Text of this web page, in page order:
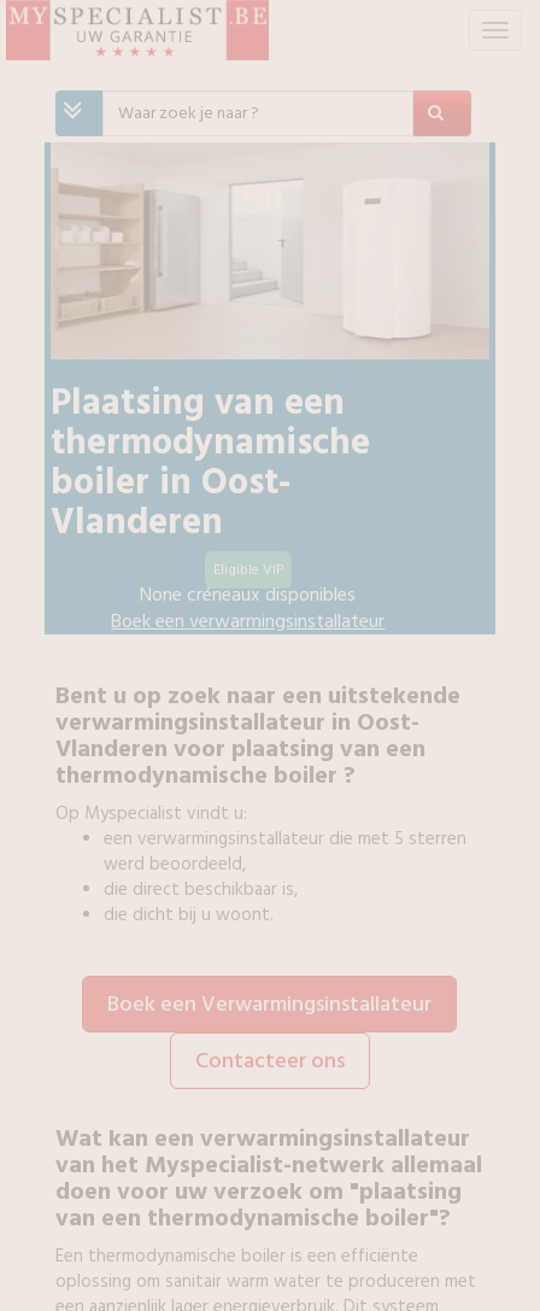
T
l
Plaatsing van een
thermodynamische
boiler in Oost-
Vlanderen
Eligible VIP
None créneaux disponibles
Boek eenverwarmingsinstallateur
Bent u op zoek naar een uitstekende
verwarmingsinstallateur in Oost-
Vlanderen voor plaatsing van een
thermodynamische boiler ?
Op Myspecialist vindt u:
een verwarmingsinstallateur die met 5 sterren
werd beoordeeld,
die direct beschikbaar is,
die dicht bij u woont.
Boek een Verwarmingsinstallateur
Contacteer ons
Wat kan een verwarmingsinstallateur
van het Myspecialist-netwerk allemaal
doen voor uw verzoek om "plaatsing
van een thermodynamische boiler"?
Een thermodynamische boiler is een efficiënte
oplossing om sanitair warm water te produceren met